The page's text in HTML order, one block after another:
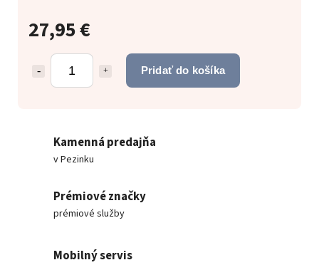
27,95 €
Pridať do košíka
Kamenná predajňa
v Pezinku
Prémiové značky
prémiové služby
Mobilný servis